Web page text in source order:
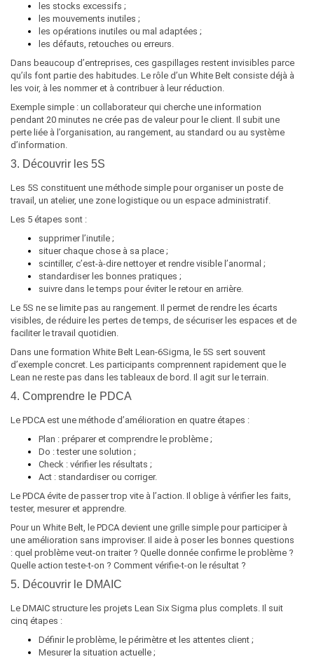
les stocks excessifs ;
les mouvements inutiles ;
les opérations inutiles ou mal adaptées ;
les défauts, retouches ou erreurs.
Dans beaucoup d’entreprises, ces gaspillages restent invisibles parce
qu’ils font partie des habitudes. Le rôle d’un White Belt consiste déjà à
les voir, à les nommer et à contribuer à leur réduction.
Exemple simple : un collaborateur qui cherche une information
pendant 20 minutes ne crée pas de valeur pour le client. Il subit une
perte liée à l’organisation, au rangement, au standard ou au système
d’information.
3. Découvrir les 5S
Les 5S constituent une méthode simple pour organiser un poste de
travail, un atelier, une zone logistique ou un espace administratif.
Les 5 étapes sont :
supprimer l’inutile ;
situer chaque chose à sa place ;
scintiller, c’est-à-dire nettoyer et rendre visible l’anormal ;
standardiser les bonnes pratiques ;
suivre dans le temps pour éviter le retour en arrière.
Le 5S ne se limite pas au rangement. Il permet de rendre les écarts
visibles, de réduire les pertes de temps, de sécuriser les espaces et de
faciliter le travail quotidien.
Dans une formation White Belt Lean-6Sigma, le 5S sert souvent
d’exemple concret. Les participants comprennent rapidement que le
Lean ne reste pas dans les tableaux de bord. Il agit sur le terrain.
4. Comprendre le PDCA
Le PDCA est une méthode d’amélioration en quatre étapes :
Plan : préparer et comprendre le problème ;
Do : tester une solution ;
Check : vérifier les résultats ;
Act : standardiser ou corriger.
Le PDCA évite de passer trop vite à l’action. Il oblige à vérifier les faits,
tester, mesurer et apprendre.
Pour un White Belt, le PDCA devient une grille simple pour participer à
une amélioration sans improviser. Il aide à poser les bonnes questions
: quel problème veut-on traiter ? Quelle donnée confirme le problème ?
Quelle action teste-t-on ? Comment vérifie-t-on le résultat ?
5. Découvrir le DMAIC
Le DMAIC structure les projets Lean Six Sigma plus complets. Il suit
cinq étapes :
Définir le problème, le périmètre et les attentes client ;
Mesurer la situation actuelle ;